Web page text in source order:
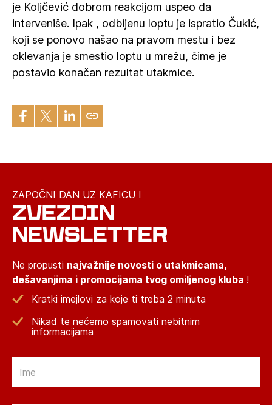
je Koljčević dobrom reakcijom uspeo da
interveniše. Ipak , odbijenu loptu je ispratio Čukić,
koji se ponovo našao na pravom mestu i bez
oklevanja je smestio loptu u mrežu, čime je
postavio konačan rezultat utakmice.
ZAPOČNI DAN UZ KAFICU I
ZVEZDIN
NEWSLETTER
Ne propusti najvažnije novosti o utakmicama,
dešavanjima i promocijama tvog omiljenog kluba !
Kratki imejlovi za koje ti treba 2 minuta
Nikad te nećemo spamovati nebitnim
informacijama